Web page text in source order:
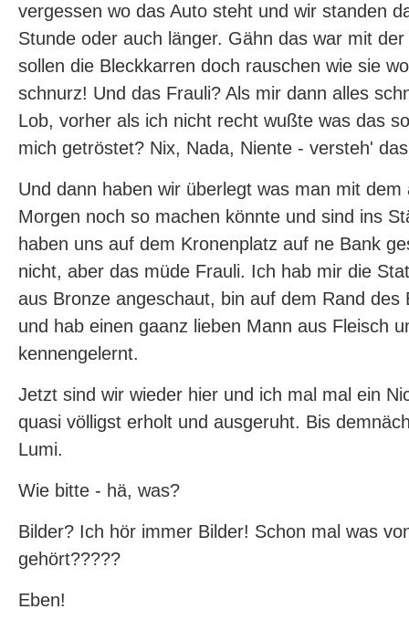
vergessen wo das Auto steht und wir standen
Stunde oder auch länger. Gähn das war mit
sollen die Bleckkarren doch rauschen wie sie
schnurz! Und das Frauli? Als mir dann alles
Lob, vorher als ich nicht recht wußte was das
mich getröstet? Nix, Nada, Niente - versteh'
Und dann haben wir überlegt was man mit dem
Morgen noch so machen könnte und sind ins
haben uns auf dem Kronenplatz auf ne Bank
nicht, aber das müde Frauli. Ich hab mir die
aus Bronze angeschaut, bin auf dem Rand des
und hab einen gaanz lieben Mann aus Fleisch
kennengelernt.
Jetzt sind wir wieder hier und ich mal mal ein
quasi völligst erholt und ausgeruht. Bis
Lumi.
Wie bitte - hä, was?
Bilder? Ich hör immer Bilder! Schon mal was
gehört?????
Eben!